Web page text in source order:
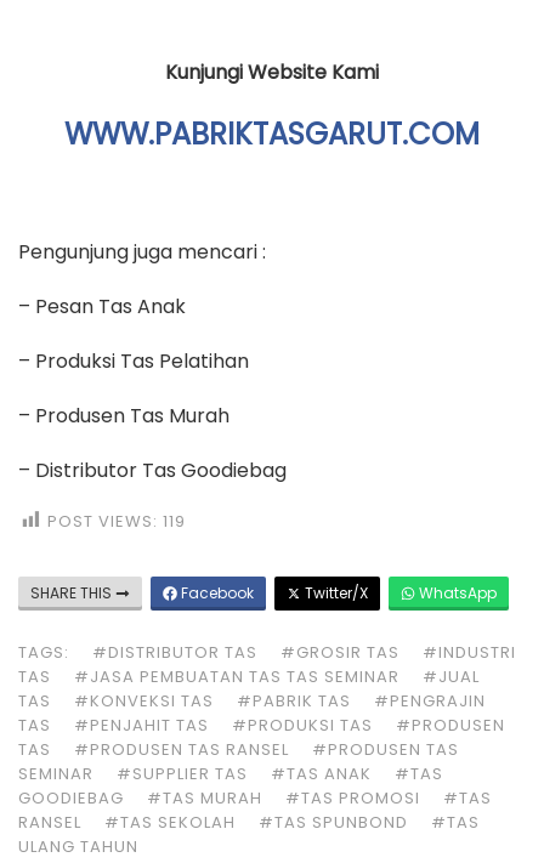
Kunjungi Website Kami
WWW.PABRIKTASGARUT.COM
Pengunjung juga mencari :
– Pesan Tas Anak
– Produksi Tas Pelatihan
– Produsen Tas Murah
– Distributor Tas Goodiebag
POST VIEWS: 119
SHARE THIS Facebook Twitter/X WhatsApp
TAGS: #DISTRIBUTOR TAS #GROSIR TAS
#INDUSTRI
TAS
#JASA PEMBUATAN TAS TAS SEMINAR
#JUAL
TAS
#KONVEKSI TAS #PABRIK TAS
#PENGRAJIN
TAS
#PENJAHIT TAS #PRODUKSI TAS
#PRODUSEN
TAS
#PRODUSEN TAS RANSEL
#PRODUSEN TAS
SEMINAR
#SUPPLIER TAS #TAS ANAK
#TAS
GOODIEBAG
#TAS MURAH #TAS PROMOSI
#TAS
RANSEL
#TAS SEKOLAH #TAS SPUNBOND
#TAS
ULANG TAHUN